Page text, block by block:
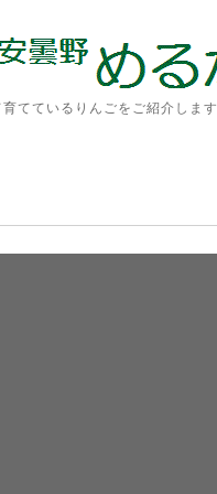
てているりんごをご紹介します